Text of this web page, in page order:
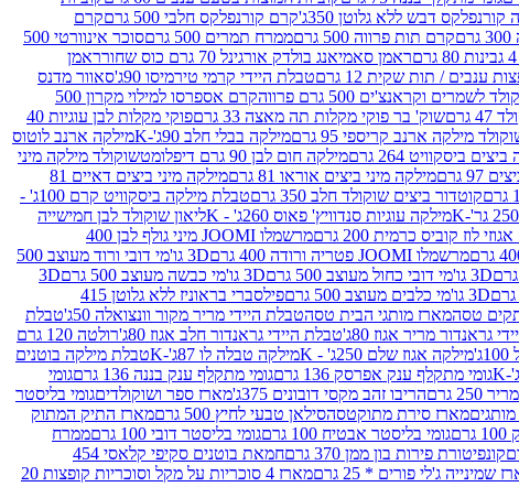
דבש ללא גלוטן 350ג' קרם קורנפלקס חלבי 500 גרם
קרם
קרם תות פרווה 500 גרם ממרח תמרים 500 גרם
סוכר אינוורטי 500
ראמן סאמיאנג בולדק אורגינל 70 גרם כוס שחור
ראמן
ענבים / תות שקית 12 גרם טבלת היידי קרמי טירמיסו 90ג'
סאוור מדנס
לשמרים וקראנצ'ים 500 גרם פרווה
קרם אספרסו למילוי מקרון 500
שוק' בר פוקי מקלות תה מאצה 33 גרם
פוקי מקלות לבן עוגיות 40
מילקה ארנב קריספי 95 גרם מילקה בבלי חלב 90ג'-K
מילקה ארנב לוטוס
ביסקוויט 264 גרם מילקה חום לבן 90 גרם דיפלומט
שוקולד מילקה מיני
גרם מילקה מיני ביצים אוראו 81 גרם
מילקה מיני ביצים דאיים 81
קוטדור ביצים שוקולד חלב 350 גרם
טבלת מילקה ביסקוויט קרם 100ג' -
מילקה עוגיות סנדוויץ' פאוס 260ג' - K
ליאון שוקולד לבן חמישייה
לוז קוביס כרמית 200 גרם
מרשמלו JOOMI מיני גולף לבן 400
מרשמלו JOOMI פטריה ורודה 400 גרם
3D גו'מי דובי ורוד מעוצב 500
3D גו'מי דובי כחול מעוצב 500 גרם 3D גו'מי כבשה מעוצב 500 גרם
3D
3D גו'מי כלבים מעוצב 500 גרם
פילסברי בראוניז ללא גלוטן 415
טסהמארז מותגי הבית טסהטבלת היידי מריר מקור וונצואלה 50ג'
טבלת
גראנדור מריר אגוז 80ג' טבלת היידי גראנדור חלב אגוז 80ג'
רולטה 120 גרם
מילקה אגוז שלם 250ג' - K מילקה טבלה לו 87ג'-K
טבלת מילקה בוטנים
גומי מתקלף ענק אפרסק 136 גרם גומי מתקלף ענק בננה 136 גרם
גומי
גרם הריבו זהב מקסי דובונים 375ג' מארז ספר ושוקולדיםגומי בליסטר
מארז סירת מתוקטסהסילאן טבעי לחיץ 500 גרם
מארז התיק המתוק
גומי בליסטר אבטיח 100 גרם גומי בליסטר דובי 100 גרם
ממרח
קונפיטורת פירות בון ממן 370 גרם
חמאת בוטנים סקיפי קלאסי 454
שמינייה ג'לי פורים * 25 גרם
מארז 4 סוכריות על מקל וסוכריות קופצות 20